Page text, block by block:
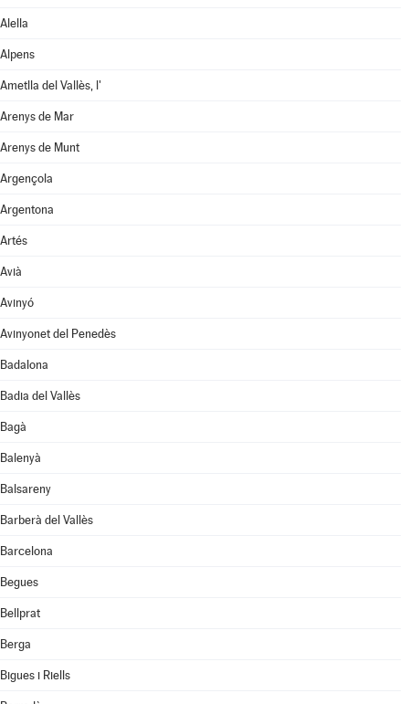
Alella
Alpens
Ametlla del Vallès, l'
Arenys de Mar
Arenys de Munt
Argençola
Argentona
Artés
Avià
Avinyó
Avinyonet del Penedès
Badalona
Badia del Vallès
Bagà
Balenyà
Balsareny
Barberà del Vallès
Barcelona
Begues
Bellprat
Berga
Bigues i Riells